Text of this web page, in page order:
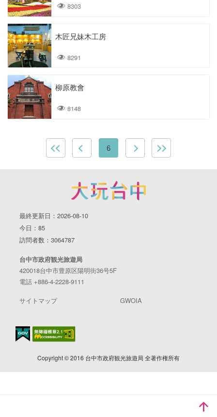
8303
木匠兄妹木工房
8291
柳原教會
8148
6
最終更新日：2026-08-10
今日：85
訪問者数：3064787
台中市政府観光旅遊局
420018台中市豊原区陽明街36号5F
電話 +886-4-2228-9111
サイトマップ GWOIA
Copyright © 2016 台中市政府観光旅遊局 全著作権所有